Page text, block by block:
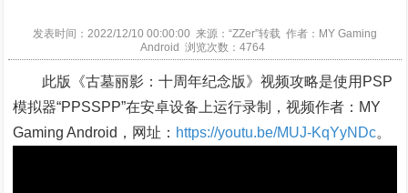
发表时间：2022/12/10 00:00:00 来源：“ZZer”转载 作者：MY Gaming
Android 浏览次数：4764
此版《古墓丽影：十周年纪念版》视频攻略是使用PSP
模拟器“PPSSPP”在安卓设备上运行录制，视频作者：MY
Gaming Android，网址： https://youtu.be/MUJ-KqYyNDc。